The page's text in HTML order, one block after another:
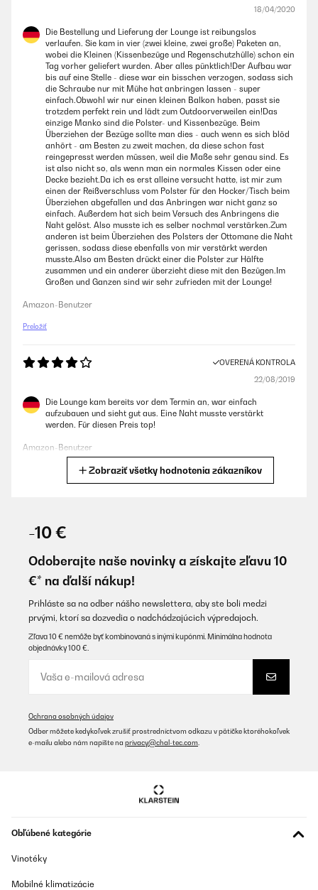
18/04/2020
Die Bestellung und Lieferung der Lounge ist reibungslos
verlaufen. Sie kam in vier (zwei kleine, zwei große) Paketen an,
wobei die Kleinen (Kissenbezüge und Regenschutzhülle) schon ein
Tag vorher geliefert wurden. Aber alles pünktlich!Der Aufbau war
bis auf eine Stelle - diese war ein bisschen verzogen, sodass sich
die Schraube nur mit Mühe hat anbringen lassen - super
einfach.Obwohl wir nur einen kleinen Balkon haben, passt sie
trotzdem perfekt rein und lädt zum Outdoorverweilen ein!Das
einzige Manko sind die Polster- und Kissenbezüge. Beim
Überziehen der Bezüge sollte man dies - auch wenn es sich blöd
anhört - am Besten zu zweit machen, da diese schon fast
reingepresst werden müssen, weil die Maße sehr genau sind. Es
ist also nicht so, als wenn man ein normales Kissen oder eine
Decke bezieht.Da ich es erst alleine versucht hatte, ist mir zum
einen der Reißverschluss vom Polster für den Hocker/Tisch beim
Überziehen abgefallen und das Anbringen war nicht ganz so
einfach. Außerdem hat sich beim Versuch des Anbringens die
Naht gelöst. Also musste ich es selber nochmal verstärken.Zum
anderen ist beim Überziehen des Polsters der Ottomane die Naht
gerissen, sodass diese ebenfalls von mir verstärkt werden
musste.Also am Besten drückt einer die Polster zur Hälfte
zusammen und ein anderer überzieht diese mit den Bezügen.Im
Großen und Ganzen sind wir sehr zufrieden mit der Lounge!
Amazon-Benutzer
Preložiť
OVERENÁ KONTROLA
22/08/2019
Die Lounge kam bereits vor dem Termin an, war einfach
aufzubauen und sieht gut aus. Eine Naht musste verstärkt
werden. Für diesen Preis top!
Amazon-Benutzer
Freude für unseren Garten, wirklich! Der Sommer ist noch nicht
einmal gekommen und wir fühlen uns schon so wohl draußen!
Das Set ist groß und gemütlich, jeder kann sich
zusammenkuscheln!Was mich sehr zufrieden machte, ist die
Qualität der Materialien, sie scheinen sehr wetterbeständig zu
sein. Das hoffe ich doch!
Amazon-Benutzer
Zobraziť všetky hodnotenia zákazníkov
-10 €
Odoberajte naše novinky a získajte zľavu 10
€* na ďalší nákup!
Prihláste sa na odber nášho newslettera, aby ste boli medzi
prvými, ktorí sa dozvedia o nadchádzajúcich výpredajoch.
Zľava 10 € nemôže byť kombinovaná s inými kupónmi. Minimálna hodnota
objednávky 100 €.
Ochrana osobných údajov
Odber môžete kedykoľvek zrušiť prostredníctvom odkazu v pätičke ktoréhokoľvek
e-mailu alebo nám napíšte na privacy@chal-tec.com
Obľúbené kategórie
Vinotéky
Mobilné klimatizácie